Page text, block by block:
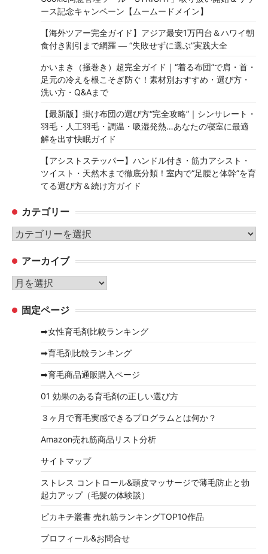
ース記念キャンペーン【ムームードメイン】
【海外ツアー完全ガイド】アジア最安1万円台＆ハワイ朝
食付き割引まで網羅 ― “失敗せずに選ぶ”実践大全
かいまき（掻巻き）超完全ガイド｜“着る布団”で肩・首・
足元の冷えを根こそぎ防ぐ！素材別おすすめ・選び方・
洗い方・Q&Aまで
【最新版】掛け布団の選び方“完全攻略”｜シンサレート・
羽毛・人工羽毛・調温・吸湿発熱…あなたの寝室に最適
解を出す快眠ガイド
【アシストステッパー】ハンドル付き・筋力アシスト・
ツイスト・天然木まで徹底分類！室内で“足腰と体幹”を育
てる選び方＆続け方ガイド
カテゴリー
カ
ゴ
リ
ー
アーカイブ
ア
カ 固定ページ
➡女性育毛剤比較ランキング
➡育毛剤比較ランキング
➡育毛商品通販購入ページ
01 効果のある育毛剤の正しい選び方
３ヶ月で育毛実感できるプログラムとは何か？
Amazon売れ筋商品リスト分析
サイトマップ
ストレス コントロール&頭皮マッサージで薄毛防止と勃
起力アップ（毛髪の体験談）
ピカキチ叢書 売れ筋ランキングTOP10作品
プロフィール&お問合せ